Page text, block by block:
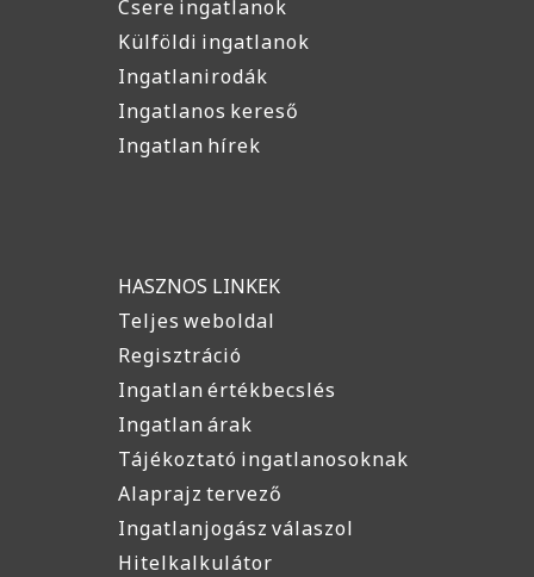
Csere ingatlanok
Külföldi ingatlanok
Ingatlanirodák
Ingatlanos kereső
Ingatlan hírek
HASZNOS LINKEK
Teljes weboldal
Regisztráció
Ingatlan értékbecslés
Ingatlan árak
Tájékoztató ingatlanosoknak
Alaprajz tervező
Ingatlanjogász válaszol
Hitelkalkulátor